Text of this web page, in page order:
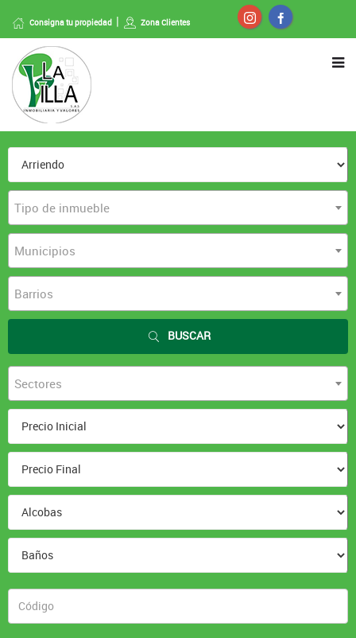
Consigna tu propiedad Zona Clientes
Tipo de inmueble
Municipios
Barrios
BUSCAR
Sectores